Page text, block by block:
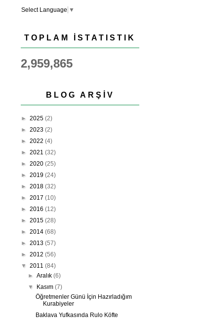
Select Language ▼
TOPLAM İSTATISTIK
2,959,865
BLOG ARŞIV
► 2025 (2)
► 2023 (2)
► 2022 (4)
► 2021 (32)
► 2020 (25)
► 2019 (24)
► 2018 (32)
► 2017 (10)
► 2016 (12)
► 2015 (28)
► 2014 (68)
► 2013 (57)
► 2012 (56)
▼ 2011 (84)
►Aralık(6)
▼ Kasım(7)
Öğretmenler Günü İçin Hazırladığım
Kurabiyeler
Baklava Yufkasında Rulo Köfte